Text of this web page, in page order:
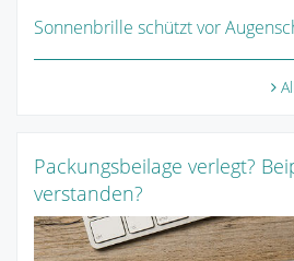
Sonnenbrille schützt vor
Packungsbeilage verlegt?
verstanden?